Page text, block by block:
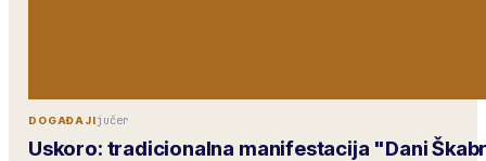
DOGAĐAJIjučer
Uskoro: tradicionalna manifestacija "Dani